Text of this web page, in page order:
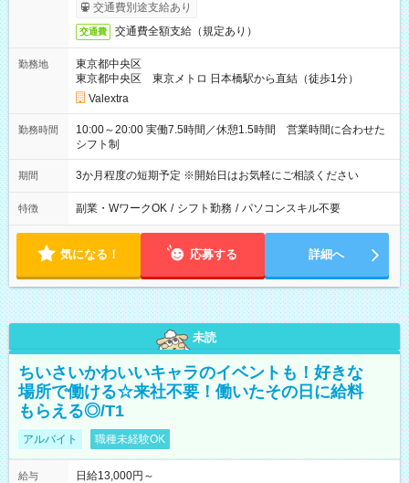
交通費別途支給あり
交通費 交通費全額支給（規定あり）
勤務地
東京都中央区
東京都中央区 東京メトロ 日本橋駅から直結（徒歩1分）
Valextra
勤務時間
10:00～20:00 実働7.5時間／休憩1.5時間 営業時間に合わせた
シフト制
期間 3か月程度の短期予定 ※開始日はお気軽にご相談ください
特徴 副業・WワークOK / シフト勤務 / パソコンスキル不要
気になる！ 応募する 詳細へ
未読
ちいさいかわいいキャラのイベントも！好きな
場所で働ける☆来社不要！働いたその日に給料
もらえる◎/T1
アルバイト 職種未経験OK
給与
日給13,000円～